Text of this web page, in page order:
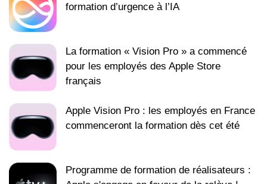
formation d’urgence à l’IA
La formation « Vision Pro » a commencé
pour les employés des Apple Store
français
Apple Vision Pro : les employés en France
commenceront la formation dès cet été
Programme de formation de réalisateurs :